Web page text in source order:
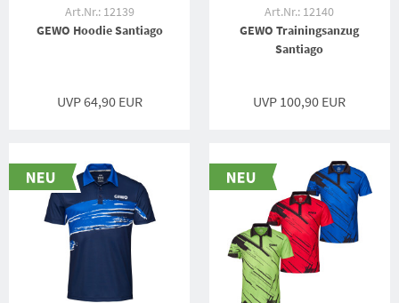
Art.Nr.: 12139
GEWO Hoodie Santiago
UVP 64,90 EUR
Art.Nr.: 12140
GEWO Trainingsanzug
Santiago
UVP 100,90 EUR